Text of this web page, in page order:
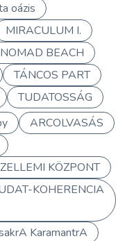
oázis
MIRACULUM I.
NOMAD BEACH
TÁNCOS PART
TUDATOSSÁG
ARCOLVASÁS
KÖZPONT
KOHERENCIA
KaramantrA